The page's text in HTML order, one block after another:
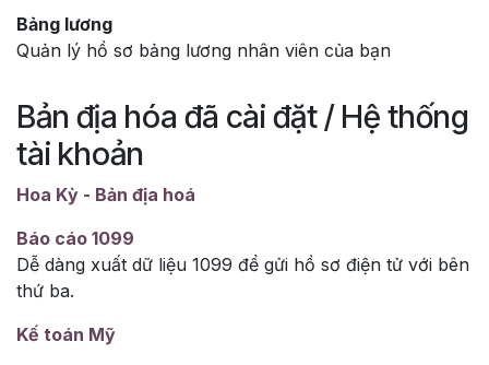
Bảng lương
Quản lý hồ sơ bảng lương nhân viên của bạn
Bản địa hóa đã cài đặt / Hệ thống
tài khoản
Hoa Kỳ - Bản địa hoá
Báo cáo 1099
Dễ dàng xuất dữ liệu 1099 để gửi hồ sơ điện tử với bên
thứ ba.
Kế toán Mỹ